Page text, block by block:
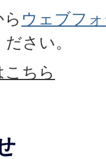
ウェブフ
さい。
ちら